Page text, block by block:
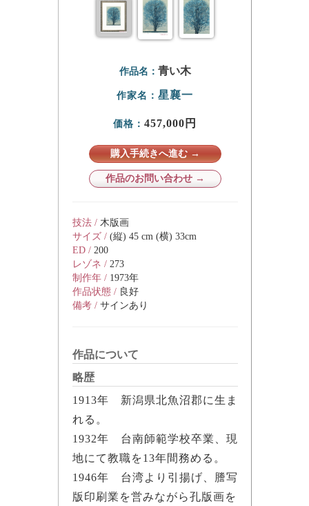
作品名： 青い木
作家名： 星襄一
価格： 457,000円
購入手続きへ進む →
作品のお問い合わせ →
技法 / 木版画
サイズ / (縦) 45 cm (横) 33cm
ED / 200
レゾネ / 273
制作年 / 1973年
作品状態 / 良好
備考 / サインあり
作品について
略歴
1913年 新潟県北魚沼郡に生ま
れる。
1932年 台南師範学校卒業、現
地にて教職を13年間務める。
1946年 台湾より引揚げ、謄写
版印刷業を営みながら孔版画を